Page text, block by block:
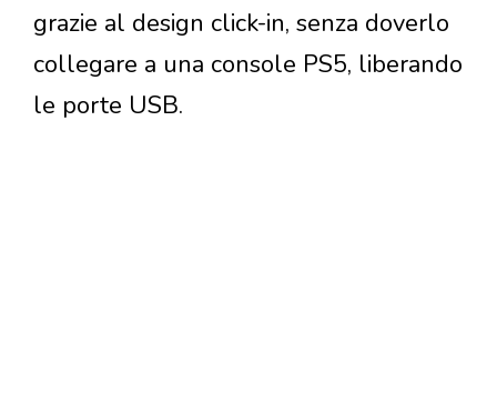
grazie al design click-in, senza doverlo
collegare a una console PS5, liberando
le porte USB.